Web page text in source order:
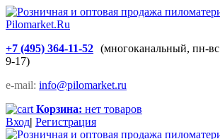
+7 (495) 364-11-52 (многоканальный, пн-вс
9-17)
e-mail: info@pilomarket.ru
Корзина: нет товаров
Вход| Регистрация